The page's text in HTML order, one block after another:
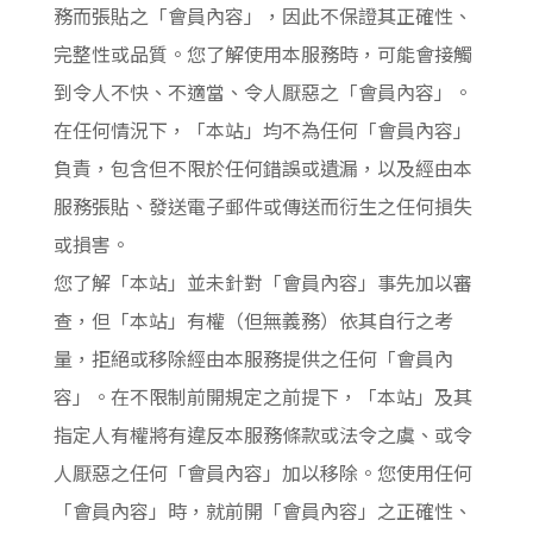
務而張貼之「會員內容」，因此不保證其正確性、
完整性或品質。您了解使用本服務時，可能會接觸
到令人不快、不適當、令人厭惡之「會員內容」。
在任何情況下，「本站」均不為任何「會員內容」
負責，包含但不限於任何錯誤或遺漏，以及經由本
服務張貼、發送電子郵件或傳送而衍生之任何損失
或損害。
您了解「本站」並未針對「會員內容」事先加以審
查，但「本站」有權（但無義務）依其自行之考
量，拒絕或移除經由本服務提供之任何「會員內
容」。在不限制前開規定之前提下，「本站」及其
指定人有權將有違反本服務條款或法令之虞、或令
人厭惡之任何「會員內容」加以移除。您使用任何
「會員內容」時，就前開「會員內容」之正確性、